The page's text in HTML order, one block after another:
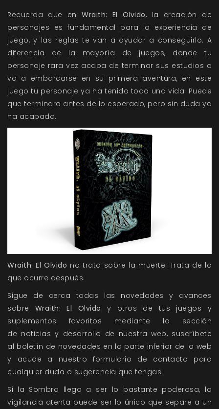
Recuerda que enWraith: El Olvido, la creación de
personajes es fundamental para la experiencia de
juego, y las reglas te van a ayudar a conseguirlo. A
diferencia de la mayoría de juegos, donde tu
personaje rara vez acaba de terminar sus estudios o
va a embarcarse en su primera aventura, en este
juego tu personaje ya ha tenido toda una vida. Puede
que terminara antes de lo esperado, pero sin duda ya
ha acabado.
Wraith: El Olvido no trata sobre la muerte. Trata de lo
que ocurre después.
Sigue de cerca todas las novedades y avances
sobre Wraith: El Olvido y otros de tus juegos y
suplementos favoritos mediante la sección
de noticias y desarrollo de nuestra web, suscríbete
al boletín de novedades en la parte inferior de la web
y acude a nuestro formulario de contacto para
cualquier duda o sugerencia que tengas.
Si la Sombra llega a ser lo bastante poderosa, la
vigilancia atenta puede ser lo único que separe a un